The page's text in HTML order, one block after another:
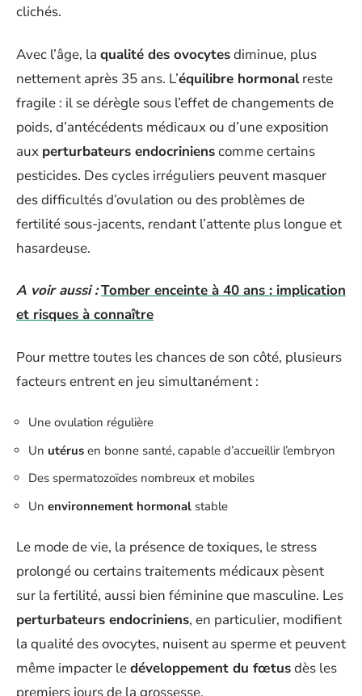
clichés.
Avec l’âge, la qualité des ovocytesdiminue, plus
nettement après 35 ans. L’équilibre hormonalreste
fragile : il se dérègle sous l’effet de changements de
poids, d’antécédents médicaux ou d’une exposition
aux perturbateurs endocrinienscomme certains
pesticides. Des cycles irréguliers peuvent masquer
des difficultés d’ovulation ou des problèmes de
fertilité sous-jacents, rendant l’attente plus longue et
hasardeuse.
A voir aussi :Tomber enceinte à 40 ans : implication
et risques à connaître
Pour mettre toutes les chances de son côté, plusieurs
facteurs entrent en jeu simultanément :
Une ovulation régulière
Un utérus en bonne santé, capable d’accueillir l’embryon
Des spermatozoïdes nombreux et mobiles
Un environnement hormonal stable
Le mode de vie, la présence de toxiques, le stress
prolongé ou certains traitements médicaux pèsent
sur la fertilité, aussi bien féminine que masculine. Les
perturbateurs endocriniens, en particulier, modifient
la qualité des ovocytes, nuisent au sperme et peuvent
même impacter ledéveloppement du fœtusdès les